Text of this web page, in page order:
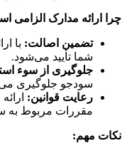
چرا ارائه مدارک الزامی
تضمین اصالت: با
شما تأیید می‌شود.
جلوگیری از سوء
سودجو جلوگیری
رعایت قوانین:
مقررات مربوط
نکات مهم: